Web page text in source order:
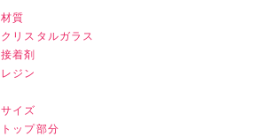
材質
クリスタルガラス
接着剤
レジン
サイズ
トップ部分